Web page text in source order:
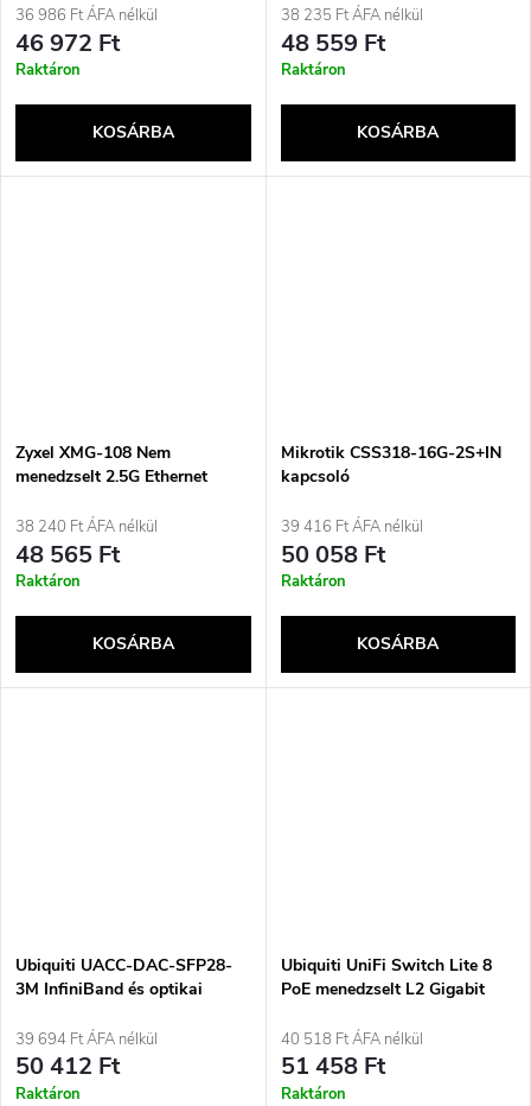
támogatással, fehér
36 986 Ft ÁFA nélkül
46 972 Ft
Raktáron
KOSÁRBA
Power over Ethernet (PoE)
technológiát, Fekete
38 235 Ft ÁFA nélkül
48 559 Ft
Raktáron
KOSÁRBA
Zyxel XMG-108 Nem
menedzselt 2.5G Ethernet
38 240 Ft ÁFA nélkül
48 565 Ft
Raktáron
KOSÁRBA
Mikrotik CSS318-16G-2S+IN
kapcsoló
39 416 Ft ÁFA nélkül
50 058 Ft
Raktáron
KOSÁRBA
Ubiquiti UACC-DAC-SFP28-
3M InfiniBand és optikai
39 694 Ft ÁFA nélkül
50 412 Ft
Raktáron
Ubiquiti UniFi Switch Lite 8
PoE menedzselt L2 Gigabit
over Ethernet (PoE)
támogatással, fehér
40 518 Ft ÁFA nélkül
51 458 Ft
Raktáron